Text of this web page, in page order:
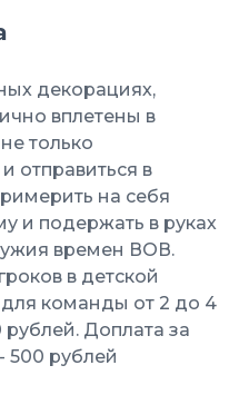
декорациях,
вплетены в
только
отправиться в
на себя
и подержать в руках
времен ВОВ.
в детской
команды от 2 до 4
рублей. Доплата за
500 рублей